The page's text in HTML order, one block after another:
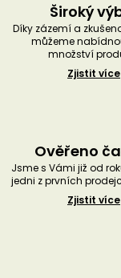
Široký
Díky zázemí a
můžeme
množství
Zjistit více
Ověřeno
Jsme s Vámi již od
jedni z prvních
Zjistit více